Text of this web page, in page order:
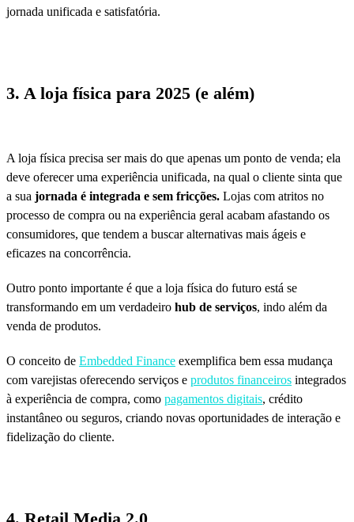
jornada unificada e satisfatória.
3. A loja física para 2025 (e além)
A loja física precisa ser mais do que apenas um ponto de venda; ela
deve oferecer uma experiência unificada, na qual o cliente sinta que
a sua jornada é integrada e sem fricções. Lojas com atritos no
processo de compra ou na experiência geral acabam afastando os
consumidores, que tendem a buscar alternativas mais ágeis e
eficazes na concorrência.
Outro ponto importante é que a loja física do futuro está se
transformando em um verdadeiro hub de serviços, indo além da
venda de produtos.
O conceito de Embedded Finance exemplifica bem essa mudança
com varejistas oferecendo serviços e produtos financeiros integrados
à experiência de compra, como pagamentos digitais, crédito
instantâneo ou seguros, criando novas oportunidades de interação e
fidelização do cliente.